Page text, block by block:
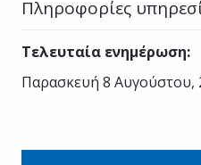
Πληροφορίες
Τελευταία ενημέρωση:
Παρασκευή 8 Αυγούστου,